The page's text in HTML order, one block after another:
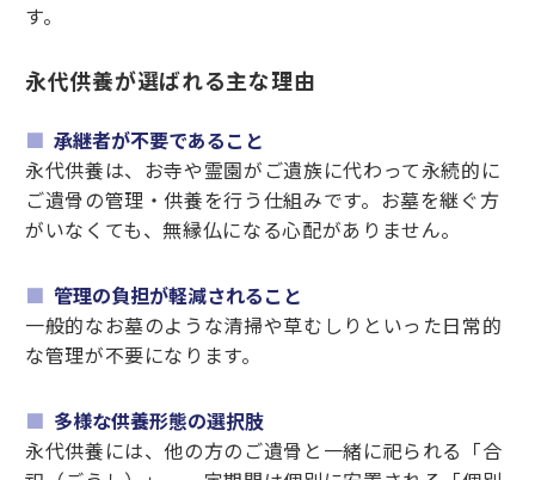
す。
永代供養が選ばれる主な理由
承継者が不要であること
永代供養は、お寺や霊園がご遺族に代わって永続的に
ご遺骨の管理・供養を行う仕組みです。お墓を継ぐ方
がいなくても、無縁仏になる心配がありません。
管理の負担が軽減されること
一般的なお墓のような清掃や草むしりといった日常的
な管理が不要になります。
多様な供養形態の選択肢
永代供養には、他の方のご遺骨と一緒に祀られる「合